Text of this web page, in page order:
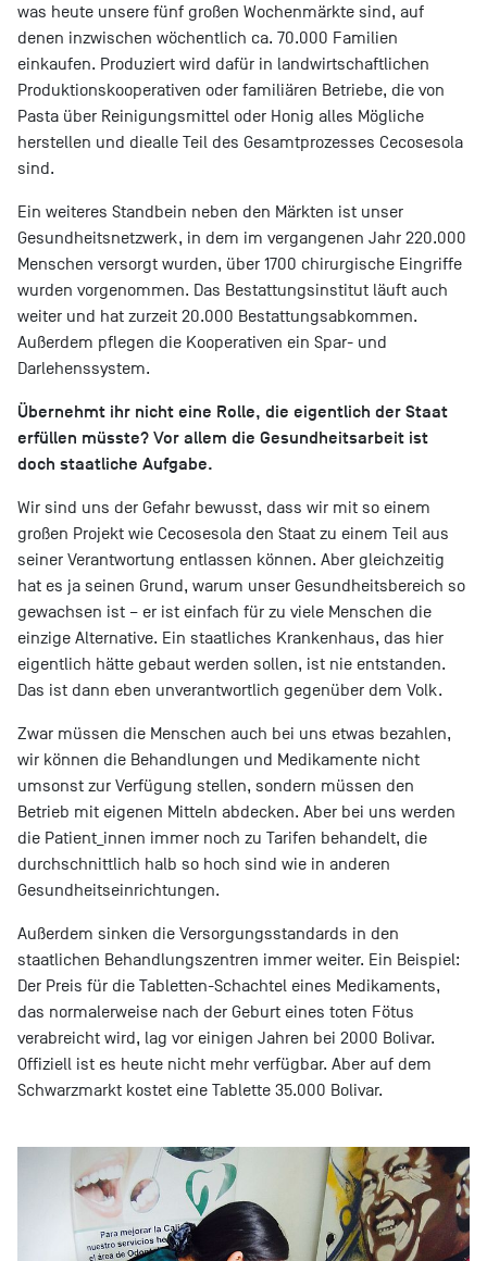
was heute unsere fünf großen Wochenmärkte sind, auf
denen inzwischen wöchentlich ca. 70.000 Familien
einkaufen. Produziert wird dafür in landwirtschaftlichen
Produktionskooperativen oder familiären Betriebe, die von
Pasta über Reinigungsmittel oder Honig alles Mögliche
herstellen und diealle Teil des Gesamtprozesses Cecosesola
sind.
Ein weiteres Standbein neben den Märkten ist unser
Gesundheitsnetzwerk, in dem im vergangenen Jahr 220.000
Menschen versorgt wurden, über 1700 chirurgische Eingriffe
wurden vorgenommen. Das Bestattungsinstitut läuft auch
weiter und hat zurzeit 20.000 Bestattungsabkommen.
Außerdem pflegen die Kooperativen ein Spar- und
Darlehenssystem.
Übernehmt ihr nicht eine Rolle, die eigentlich der Staat
erfüllen müsste? Vor allem die Gesundheitsarbeit ist
doch staatliche Aufgabe.
Wir sind uns der Gefahr bewusst, dass wir mit so einem
großen Projekt wie Cecosesola den Staat zu einem Teil aus
seiner Verantwortung entlassen können. Aber gleichzeitig
hat es ja seinen Grund, warum unser Gesundheitsbereich so
gewachsen ist – er ist einfach für zu viele Menschen die
einzige Alternative. Ein staatliches Krankenhaus, das hier
eigentlich hätte gebaut werden sollen, ist nie entstanden.
Das ist dann eben unverantwortlich gegenüber dem Volk.
Zwar müssen die Menschen auch bei uns etwas bezahlen,
wir können die Behandlungen und Medikamente nicht
umsonst zur Verfügung stellen, sondern müssen den
Betrieb mit eigenen Mitteln abdecken. Aber bei uns werden
die Patient_innen immer noch zu Tarifen behandelt, die
durchschnittlich halb so hoch sind wie in anderen
Gesundheitseinrichtungen.
Außerdem sinken die Versorgungsstandards in den
staatlichen Behandlungszentren immer weiter. Ein Beispiel:
Der Preis für die Tabletten-Schachtel eines Medikaments,
das normalerweise nach der Geburt eines toten Fötus
verabreicht wird, lag vor einigen Jahren bei 2000 Bolivar.
Offiziell ist es heute nicht mehr verfügbar. Aber auf dem
Schwarzmarkt kostet eine Tablette 35.000 Bolivar.